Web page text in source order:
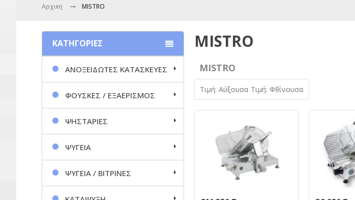
Αρχικη MISTRO
MISTRO
MISTRO
Τιμή: Αύξουσα Τιμή: Φθίνουσα
ΚΑΤΗΓΟΡΙΕΣ
ΑΝΟΞΕΙΔΩΤΕΣ ΚΑΤΑΣΚΕΥΕΣ
ΦΟΥΣΚΕΣ / ΕΞΑΕΡΙΣΜΟΣ
ΨΗΣΤΑΡΙΕΣ
ΨΥΓΕΙΑ
ΨΥΓΕΙΑ / ΒΙΤΡΙΝΕΣ